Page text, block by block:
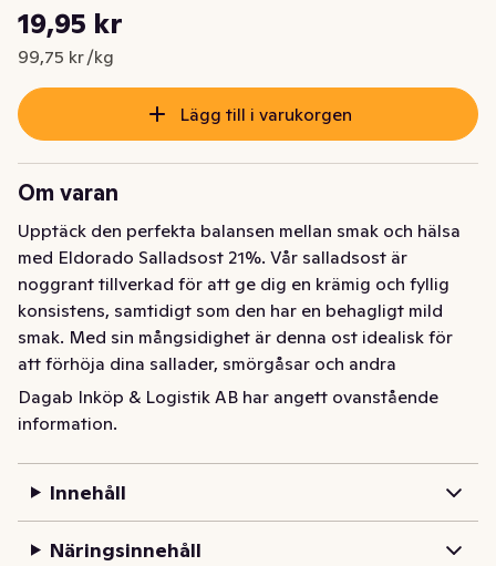
Nuvarande pris är: 19,95 kr
19,95 kr
99,75 kr /kg
Styckpris: 99,75 kr /kg
Lägg till i varukorgen
Om varan
Upptäck den perfekta balansen mellan smak och hälsa
med Eldorado Salladsost 21%. Vår salladsost är
noggrant tillverkad för att ge dig en krämig och fyllig
konsistens, samtidigt som den har en behagligt mild
smak. Med sin mångsidighet är denna ost idealisk för
att förhöja dina sallader, smörgåsar och andra
maträtter.
Dagab Inköp & Logistik AB har angett ovanstående
information.
Innehåll
Näringsinnehåll